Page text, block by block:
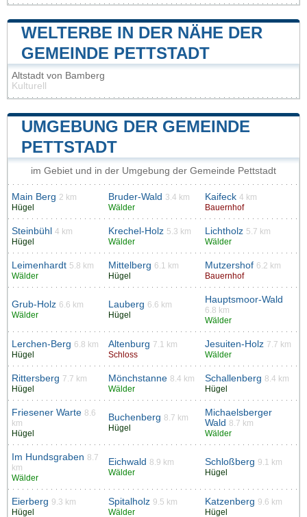
WELTERBE IN DER NÄHE DER
GEMEINDE PETTSTADT
Altstadt von Bamberg
Kulturell
UMGEBUNG DER GEMEINDE
PETTSTADT
im Gebiet und in der Umgebung der Gemeinde Pettstadt
Main Berg 2 km
Hügel
Bruder-Wald 3.4 km
Wälder
Kaifeck 4 km
Bauernhof
Steinbühl
4 km
Hügel
Krechel-Holz 5.3 km
Wälder
Lichtholz 5.7 km
Wälder
Leimenhardt 5.8 km
Wälder
Mittelberg 6.1 km
Hügel
Mutzershof 6.2 km
Bauernhof
Grub-Holz 6.6 km
Wälder
Lauberg 6.6 km
Hügel
Hauptsmoor-Wald
6.8 km
Wälder
Lerchen-Berg 6.8 km
Hügel
Altenburg 7.1 km
Schloss
Jesuiten-Holz 7.7 km
Wälder
Rittersberg 7.7 km
Hügel
Mönchstanne 8.4 km
Wälder
Schallenberg 8.4 km
Hügel
Friesener Warte 8.6
km
Hügel
Buchenberg 8.7 km
Hügel
Michaelsberger
Wald 8.7 km
Wälder
Im Hundsgraben 8.7
km
Wälder
Eichwald 8.9 km
Wälder
Schloßberg 9.1 km
Hügel
Eierberg 9.3 km
Hügel
Spitalholz 9.5 km
Wälder
Katzenberg 9.6 km
Hügel